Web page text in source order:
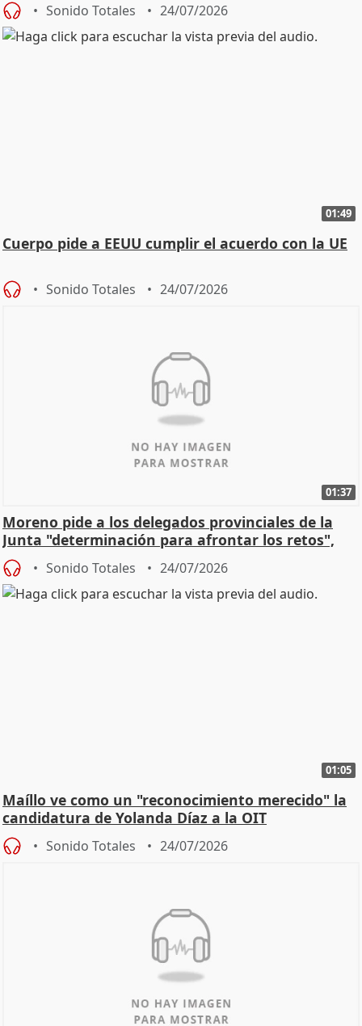
Sonido Totales 24/07/2026
01:49
Cuerpo pide a EEUU cumplir el acuerdo con la UE
Sonido Totales 24/07/2026
01:37
Moreno pide a los delegados provinciales de la
Junta "determinación para afrontar los retos",
diálog
Sonido Totales 24/07/2026
01:05
Maíllo ve como un "reconocimiento merecido" la
candidatura de Yolanda Díaz a la OIT
Sonido Totales 24/07/2026